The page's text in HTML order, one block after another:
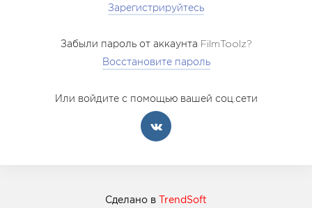
Зарегистрируйтесь
Забыли пароль от аккаунта FilmToolz?
Восстановите пароль
Или войдите с помощью вашей соц.сети
Сделано в TrendSoft